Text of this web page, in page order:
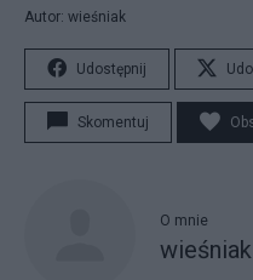
Autor: wieśniak
Udostępnij
Skomentuj
O mnie
wieśniak